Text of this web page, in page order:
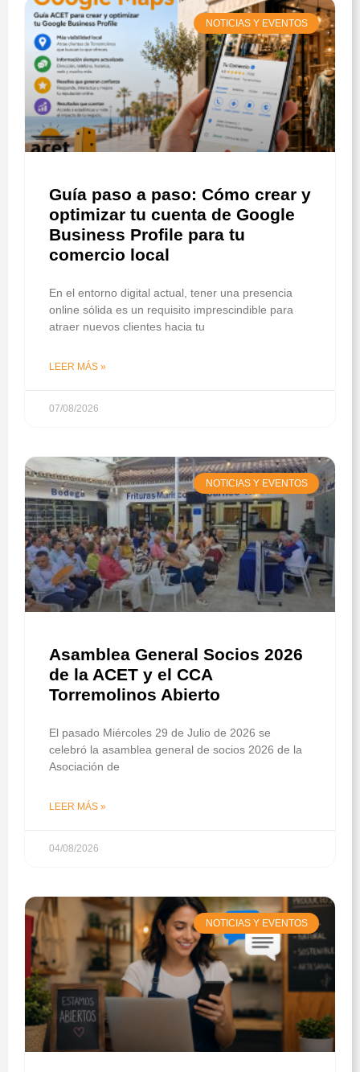
NOTICIAS Y EVENTOS
Guía paso a paso: Cómo crear y
optimizar tu cuenta de Google
Business Profile para tu
comercio local
En el entorno digital actual, tener una presencia
online sólida es un requisito imprescindible para
atraer nuevos clientes hacia tu
LEER MÁS »
07/08/2026
NOTICIAS Y EVENTOS
Asamblea General Socios 2026
de la ACET y el CCA
Torremolinos Abierto
El pasado Miércoles 29 de Julio de 2026 se
celebró la asamblea general de socios 2026 de la
Asociación de
LEER MÁS »
04/08/2026
NOTICIAS Y EVENTOS